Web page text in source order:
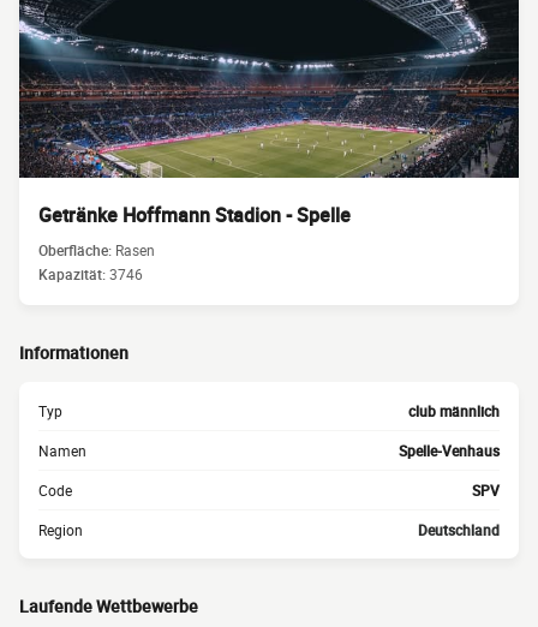
Getränke Hoffmann Stadion - Spelle
Oberfläche: Rasen
Kapazität:3746
Informationen
Typ club männlich
Namen Spelle-Venhaus
Code SPV
Region Deutschland
Laufende Wettbewerbe